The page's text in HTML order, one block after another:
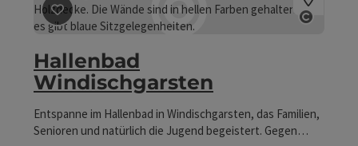
Beitrag merken: Hallenbad Windischgarsten
Hallenbad
Windischgarsten
Entspanne im Hallenbad in Windischgarsten, das Familien,
Senioren und natürlich die Jugend begeistert. Gegen